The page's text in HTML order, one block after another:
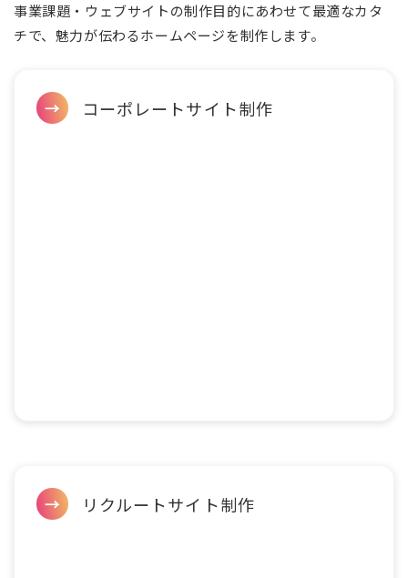
事業課題・ウェブサイトの制作目的にあわせて最適なカタ
チで、魅力が伝わるホームページを制作します。
コーポレートサイト制作
リクルートサイト制作